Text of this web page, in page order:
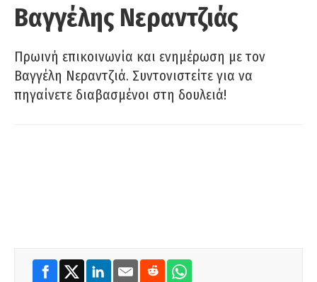
Βαγγέλης Νεραντζιάς
Πρωινή επικοινωνία και ενημέρωση με τον
Βαγγέλη Νεραντζιά. Συντονιστείτε για να
πηγαίνετε διαβασμένοι στη δουλειά!